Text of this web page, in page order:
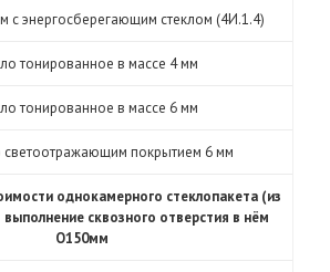
с энергосберегающим стеклом (4И.1.4)
тонированное в массе 4 мм
тонированное в массе 6 мм
светоотражающим покрытием 6 мм
однокамерного стеклопакета (из
сквозного отверстия в нём
O150мм